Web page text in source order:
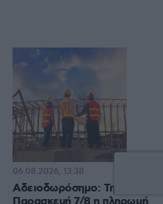
Αδειοδωρόσημο: Την
06.08.2026, 13:38